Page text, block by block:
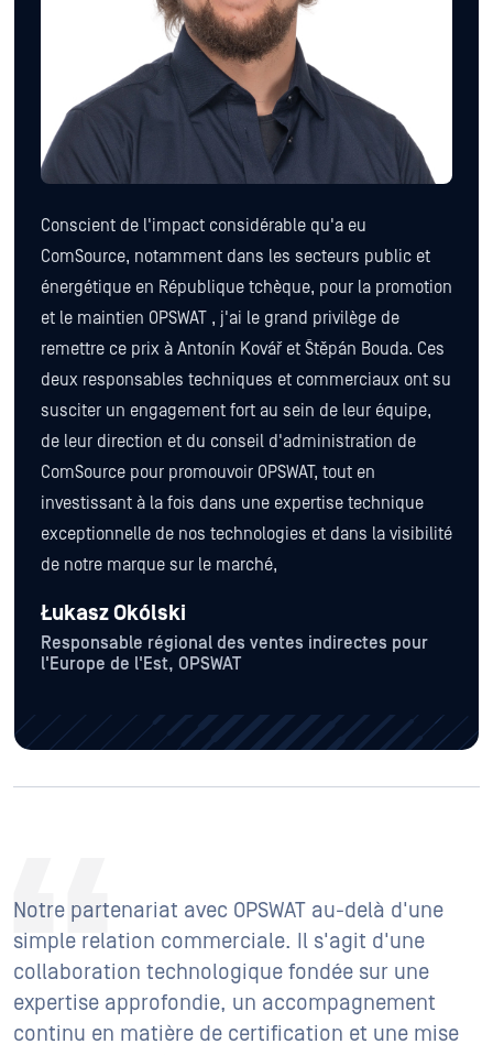
Conscient de l'impact considérable qu'a eu
ComSource, notamment dans les secteurs public et
énergétique en République tchèque, pour la promotion
et le maintien OPSWAT , j'ai le grand privilège de
remettre ce prix à Antonín Kovář et Štěpán Bouda. Ces
deux responsables techniques et commerciaux ont su
susciter un engagement fort au sein de leur équipe,
de leur direction et du conseil d'administration de
ComSource pour promouvoir OPSWAT, tout en
investissant à la fois dans une expertise technique
exceptionnelle de nos technologies et dans la visibilité
de notre marque sur le marché,
Łukasz Okólski
Responsable régional des ventes indirectes pour
l'Europe de l'Est, OPSWAT
Notre partenariat avec OPSWAT au-delà d'une
simple relation commerciale. Il s'agit d'une
collaboration technologique fondée sur une
expertise approfondie, un accompagnement
continu en matière de certification et une mise